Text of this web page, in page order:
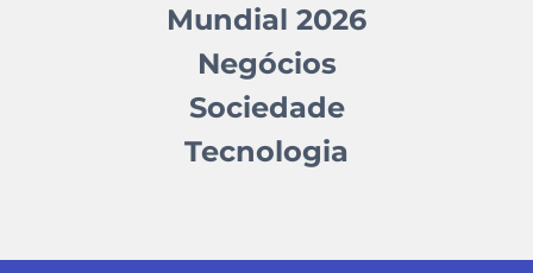
Mundial 2026
Negócios
Sociedade
Tecnologia